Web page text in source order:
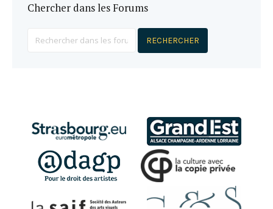
Chercher dans les Forums